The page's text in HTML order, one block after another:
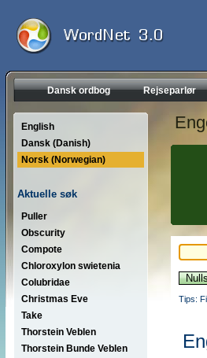
Dansk ordbog Rejseparlør
English
Dansk (Danish)
Norsk (Norwegian)
Aktuelle søk
Puller
Obscurity
Compote
Chloroxylon swietenia
Colubridae
Christmas Eve
Take
Thorstein Veblen
Thorstein Bunde Veblen
Tips: